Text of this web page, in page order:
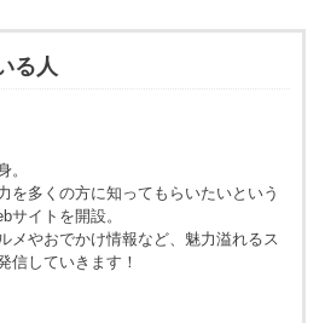
る人
。
を多くの方に知ってもらいたいという
サイトを開設。
メやおでかけ情報など、魅力溢れるス
信していきます！